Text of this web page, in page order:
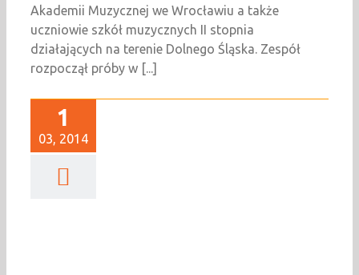
Akademii Muzycznej we Wrocławiu a także
uczniowie szkół muzycznych II stopnia
działających na terenie Dolnego Śląska. Zespół
rozpoczął próby w [...]
1
03, 2014
+ Orchard